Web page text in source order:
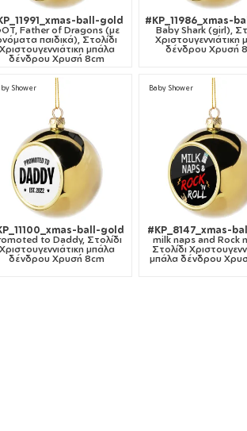
ball-gold
Father of Dragons (με
παιδικά), Στολίδι
Χριστουγεννιάτικη μπάλα
δένδρου Χρυσή 8cm
#KP_11986_xmas-
Baby Shark (girl),
Χριστουγεννιάτικη
δένδρου Χρυσή
Shower
ball-gold
to Daddy, Στολίδι
Χριστουγεννιάτικη μπάλα
δένδρου Χρυσή 8cm
Baby Shower
#KP_8147_xmas-
milk naps and Rock
Στολίδι
μπάλα δένδρου